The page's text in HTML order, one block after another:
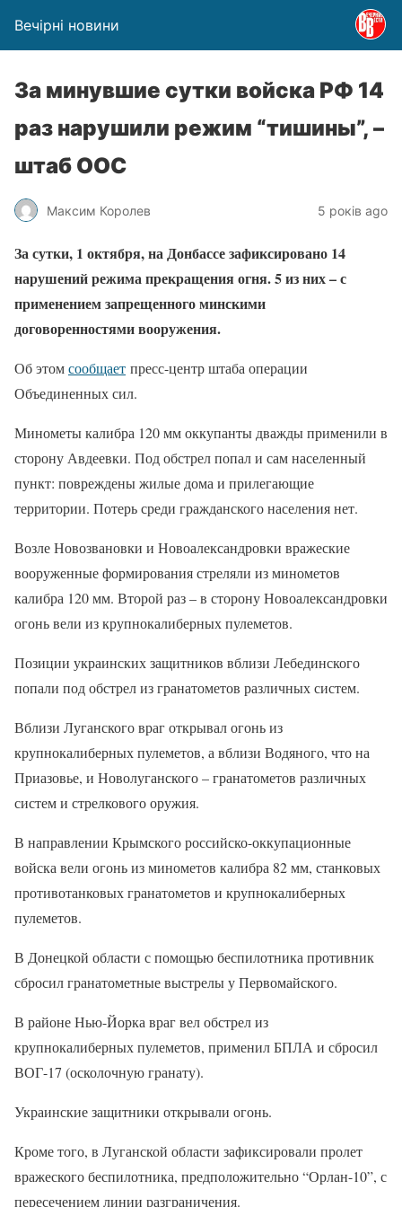
Вечірні новини
За минувшие сутки войска РФ 14
раз нарушили режим “тишины”, –
штаб ООС
Максим Королев 5 років ago
За сутки, 1 октября, на Донбассе зафиксировано 14
нарушений режима прекращения огня. 5 из них – с
применением запрещенного минскими
договоренностями вооружения.
Об этомсообщает пресс-центр штаба операции
Объединенных сил.
Минометы калибра 120 мм оккупанты дважды применили в
сторону Авдеевки. Под обстрел попал и сам населенный
пункт: повреждены жилые дома и прилегающие
территории. Потерь среди гражданского населения нет.
Возле Новозвановки и Новоалександровки вражеские
вооруженные формирования стреляли из минометов
калибра 120 мм. Второй раз – в сторону Новоалександровки
огонь вели из крупнокалиберных пулеметов.
Позиции украинских защитников вблизи Лебединского
попали под обстрел из гранатометов различных систем.
Вблизи Луганского враг открывал огонь из
крупнокалиберных пулеметов, а вблизи Водяного, что на
Приазовье, и Новолуганского – гранатометов различных
систем и стрелкового оружия.
В направлении Крымского российско-оккупационные
войска вели огонь из минометов калибра 82 мм, станковых
противотанковых гранатометов и крупнокалиберных
пулеметов.
В Донецкой области с помощью беспилотника противник
сбросил гранатометные выстрелы у Первомайского.
В районе Нью-Йорка враг вел обстрел из
крупнокалиберных пулеметов, применил БПЛА и сбросил
ВОГ-17 (осколочную гранату).
Украинские защитники открывали огонь.
Кроме того, в Луганской области зафиксировали пролет
вражеского беспилотника, предположительно “Орлан-10”, с
пересечением линии разграничения.